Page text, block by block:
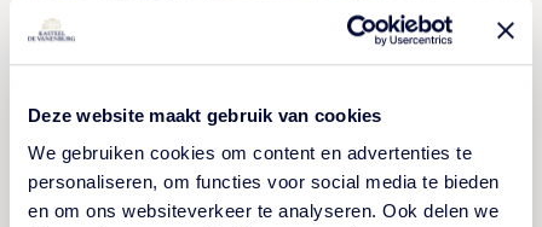
Deze website maakt gebruik van cookies
We gebruiken cookies om content en advertenties te
personaliseren, om functies voor social media te bieden
en om ons websiteverkeer te analyseren. Ook delen we
Wisseling van de wacht
Er vindt een bijzondere wissel van de wacht plaats
binnen Kasteel De Vanenburg. Lees hier het verhaal
achter deze betekenisvolle overgang tussen